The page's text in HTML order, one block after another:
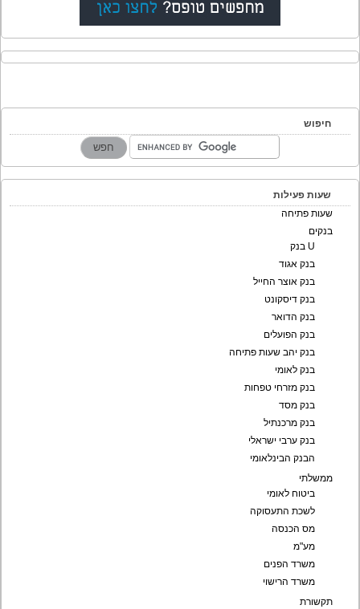
חיפוש
שעות פעילות
שעות פתיחה
בנקים
U בנק
בנק אגוד
בנק אוצר החייל
בנק דיסקונט
בנק הדואר
בנק הפועלים
בנק יהב שעות פתיחה
בנק לאומי
בנק מזרחי טפחות
בנק מסד
בנק מרכנתיל
בנק ערבי ישראלי
הבנק הבינלאומי
ממשלתי
ביטוח לאומי
לשכת התעסוקה
מס הכנסה
מע"מ
משרד הפנים
משרד הרישוי
תקשורת